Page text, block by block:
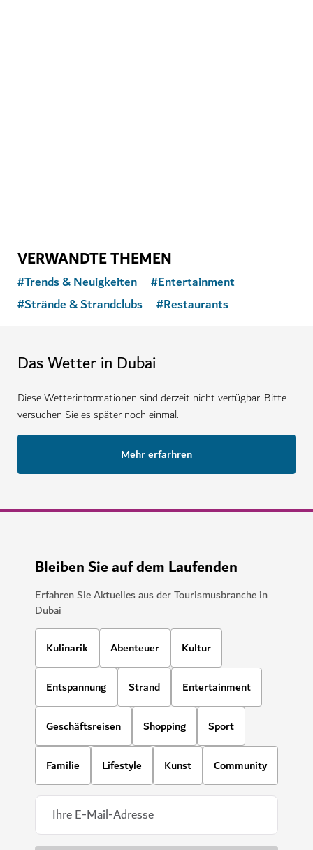
VERWANDTE THEMEN
#Trends & Neuigkeiten #Entertainment
#Strände & Strandclubs #Restaurants
Das Wetter in Dubai
Diese Wetterinformationen sind derzeit nicht verfügbar. Bitte
versuchen Sie es später noch einmal.
Mehr erfarhren
Bleiben Sie auf dem Laufenden
Erfahren Sie Aktuelles aus der Tourismusbranche in
Dubai
Kulinarik Abenteuer Kultur
Entspannung Strand Entertainment
Geschäftsreisen Shopping Sport
Familie Lifestyle Kunst Community